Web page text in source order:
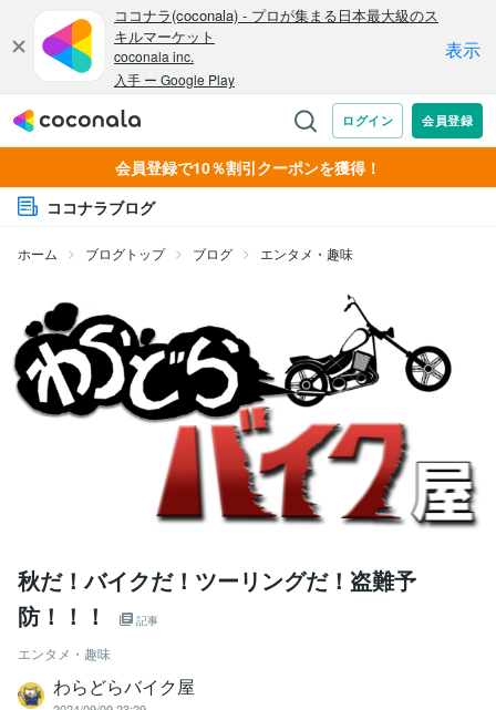
会員登録で10％割引クーポンを獲得！
ココナラブログ
ホーム ブログトップ ブログ エンタメ・趣味
秋だ！バイクだ！ツーリングだ！盗難予
防！！！
記事
エンタメ・趣味
わらどらバイク屋